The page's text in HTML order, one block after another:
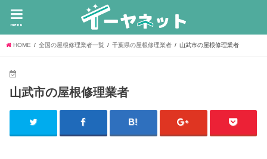
menu
HOME 全国の屋根修理業者一覧 千葉県の屋根修理業者 山武市の屋根修理業者
山武市の屋根修理業者